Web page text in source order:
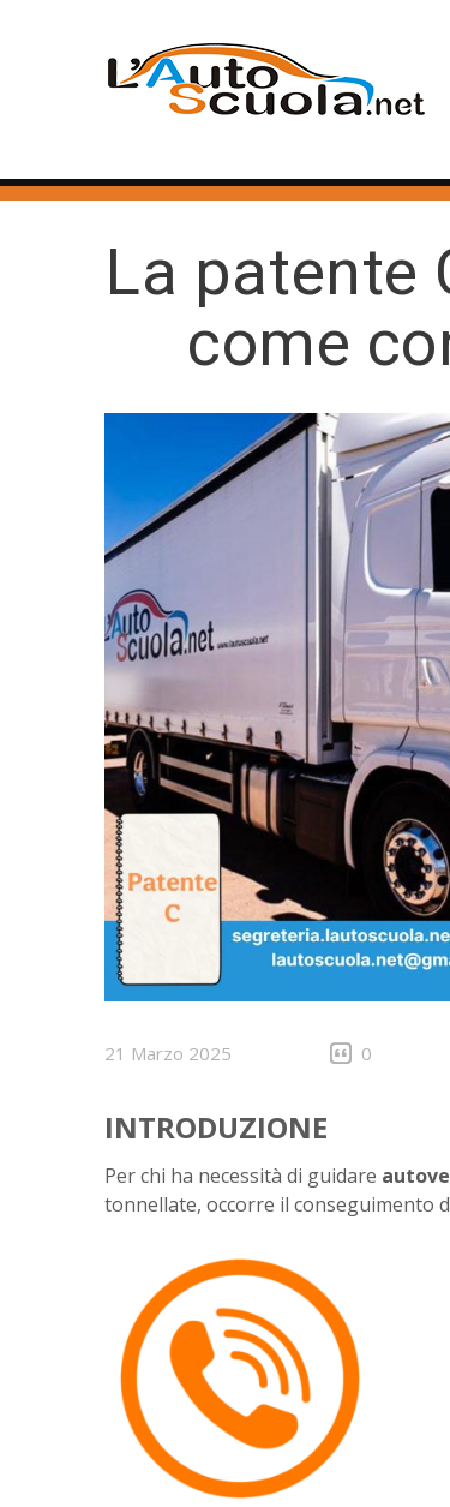
La patente
come
21 Marzo 2025 0
INTRODUZIONE
Per chi ha necessità di guidare
tonnellate, occorre il conseguimento